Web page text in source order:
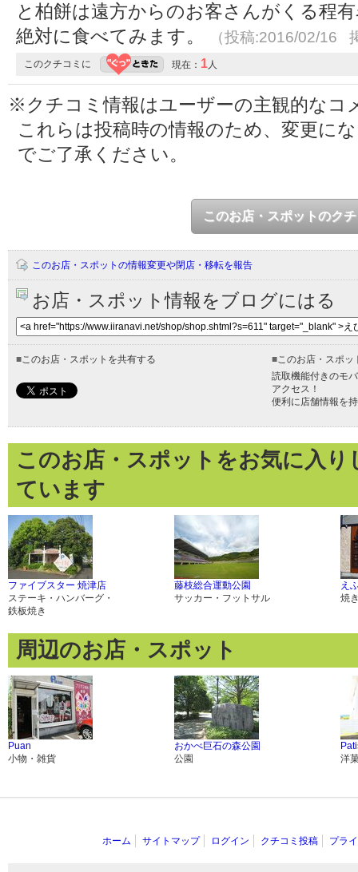
と柏餅は遠方からのお客さんがくる程
絶対に食べてみます。
（投稿:2016/02/16
このクチコミに 現在： 1人
※クチコミ情報はユーザーの主観的なコ
これらは投稿時の情報のため、変更に
でご了承ください。
このお店・スポットのク
このお店・スポットの情報変更や閉店・移転を報告
お店・スポット情報をブログにはる
■このお店・スポットを共有する ■このお店・スポッ
読取機能付きのモ
アクセス！
便利に店舗情報を
このお店・スポットをお気に入
ています
ファイブスター 焼津店
ステーキ・ハンバーグ・
鉄板焼き
藤枝総合運動公園
サッカー・フットサル
え
焼
周辺のお店・スポット
Puan
小物・雑貨
おかべ巨石の森公園
公園
洋
ホーム サイトマップ ログイン クチコミ投稿 プラ